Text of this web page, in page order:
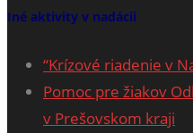
Iné aktivity v nadácii
“Krízové riadenie v
Pomoc pre žiakov
v Prešovskom kraji